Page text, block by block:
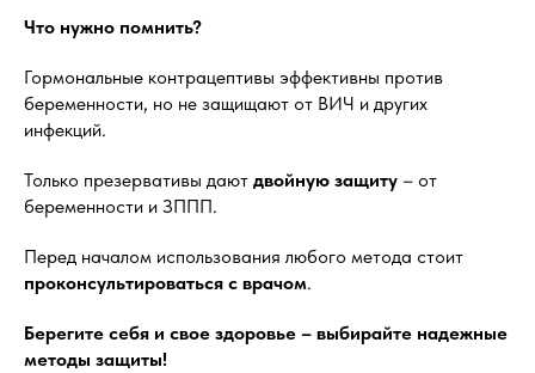
Что нужно помнить?
Гормональные контрацептивы эффективны против
беременности, но не защищают от ВИЧ и других
инфекций.
Только презервативы дают двойную защиту – от
беременности и ЗППП.
Перед началом использования любого метода стоит
проконсультироваться с врачом.
Берегите себя и свое здоровье – выбирайте надежные
методы защиты!